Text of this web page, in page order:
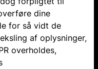
dine
for så vidt de
af oplysninger,
overholdes,